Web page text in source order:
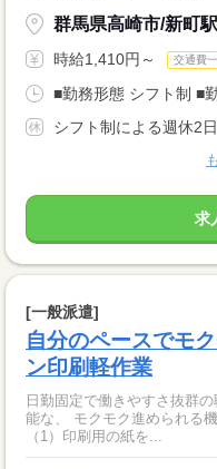
群馬県高崎市/新町駅
時給1,410円～ 交通費
■勤務形態 シフト制 ■
シフト制による週休2
求
[一般派遣]
自分のペースでモ
ン印刷軽作業
日勤固定で働きやすさ抜群
能な、 モクモク進められる機械の簡
（1）印刷用の紙を...